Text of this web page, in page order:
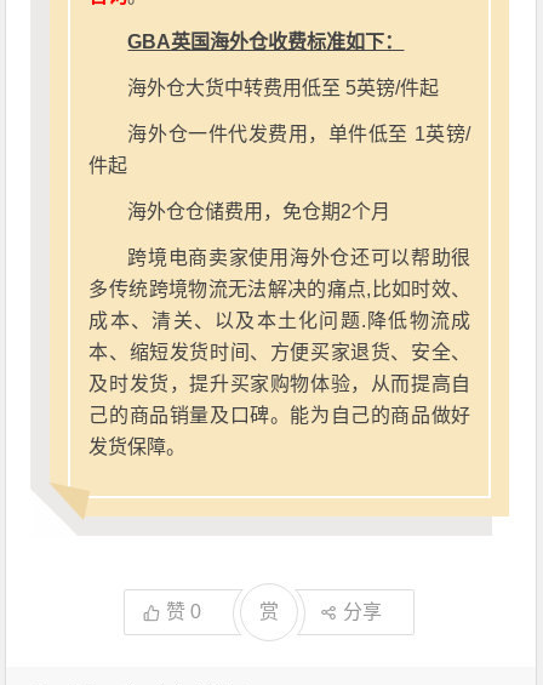
GBA英国海外仓收费标准如下：
海外仓大货中转费用低至 5英镑/件起
海外仓一件代发费用，单件低至 1英镑/
件起
海外仓仓储费用，免仓期2个月
跨境电商卖家使用海外仓还可以帮助很
多传统跨境物流无法解决的痛点,比如时效、
成本、清关、以及本土化问题.降低物流成
本、缩短发货时间、方便买家退货、安全、
及时发货，提升买家购物体验，从而提高自
己的商品销量及口碑。能为自己的商品做好
发货保障。
赞0 赏 分享